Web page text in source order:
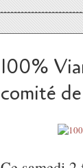
100%
comité